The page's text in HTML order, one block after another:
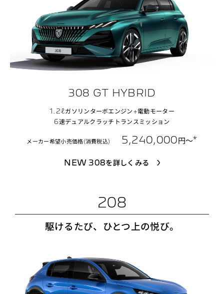
308 GT HYBRID
1.2ℓガソリンターボエンジン+電動モーター
6速デュアルクラッチトランスミッション
メーカー希望小売価格(消費税込) 5,240,000円〜*
NEW 308を詳しくみる
208
駆けるたび、ひとつ上の悦び。